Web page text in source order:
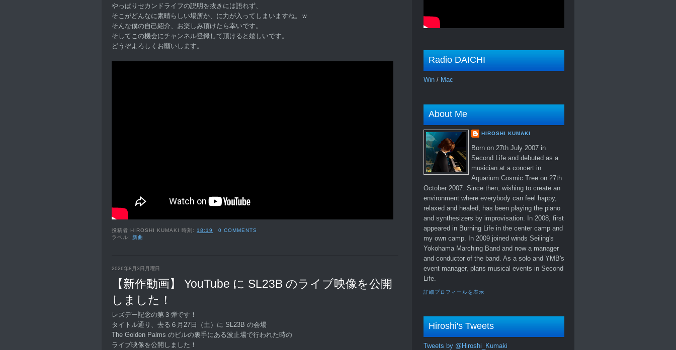
やっぱりセカンドライフの説明を抜きには語れず、
そこがどんなに素晴らしい場所か、に力が入ってしまいますね。ｗ
そんな僕の自己紹介、お楽しみ頂けたら幸いです。
そしてこの機会にチャンネル登録して頂けると嬉しいです。
どうぞよろしくお願いします。
投稿者 HIROSHI KUMAKI 時刻:18:19
0 COMMENTS
ラベル:新曲
2026年8月3日月曜日
【新作動画】 YouTube に SL23B のライブ映像を公開
しました！
レズデー記念の第３弾です！
タイトル通り、去る６月27日（土）に SL23B の会場
The Golden Palms のビルの裏手にある波止場で行われた時の
ライブ映像を公開しました！
Radio DAICHI
Win / Mac
About Me
HIROSHI KUMAKI
Born on 27th July 2007 in
Second Life and debuted as a
musician at a concert in
Aquarium Cosmic Tree on 27th
October 2007. Since then, wishing to create an
environment where everybody can feel happy,
relaxed and healed, has been playing the piano
and synthesizers by improvisation. In 2008, first
appeared in Burning Life in the center camp and
my own camp. In 2009 joined winds Seiling's
Yokohama Marching Band and now a manager
and conductor of the band. As a solo and YMB's
event manager, plans musical events in Second
Life.
詳細プロフィールを表示
Hiroshi's Tweets
Tweets by @Hiroshi_Kumaki